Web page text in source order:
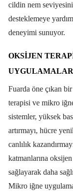
cildin nem
desteklemeye
deneyimi sunuyor.
OKSİJEN
Fuarda öne çıkan
terapisi ve mikro
sistemler, yüksek
artırmayı, hücre
canlılık
katmanlarına
sağlayarak daha
Mikro iğne